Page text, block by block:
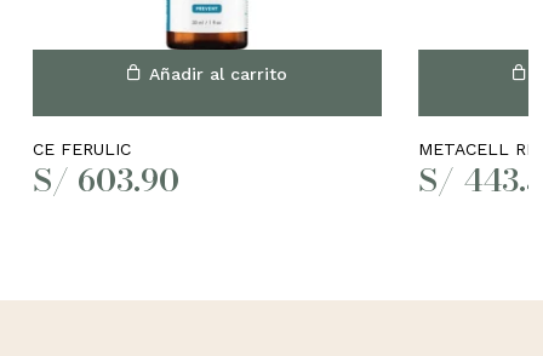
No hay productos en el
carrito.
Añadir al carrito
CE FERULIC
S/ 603.90
METACELL
S/